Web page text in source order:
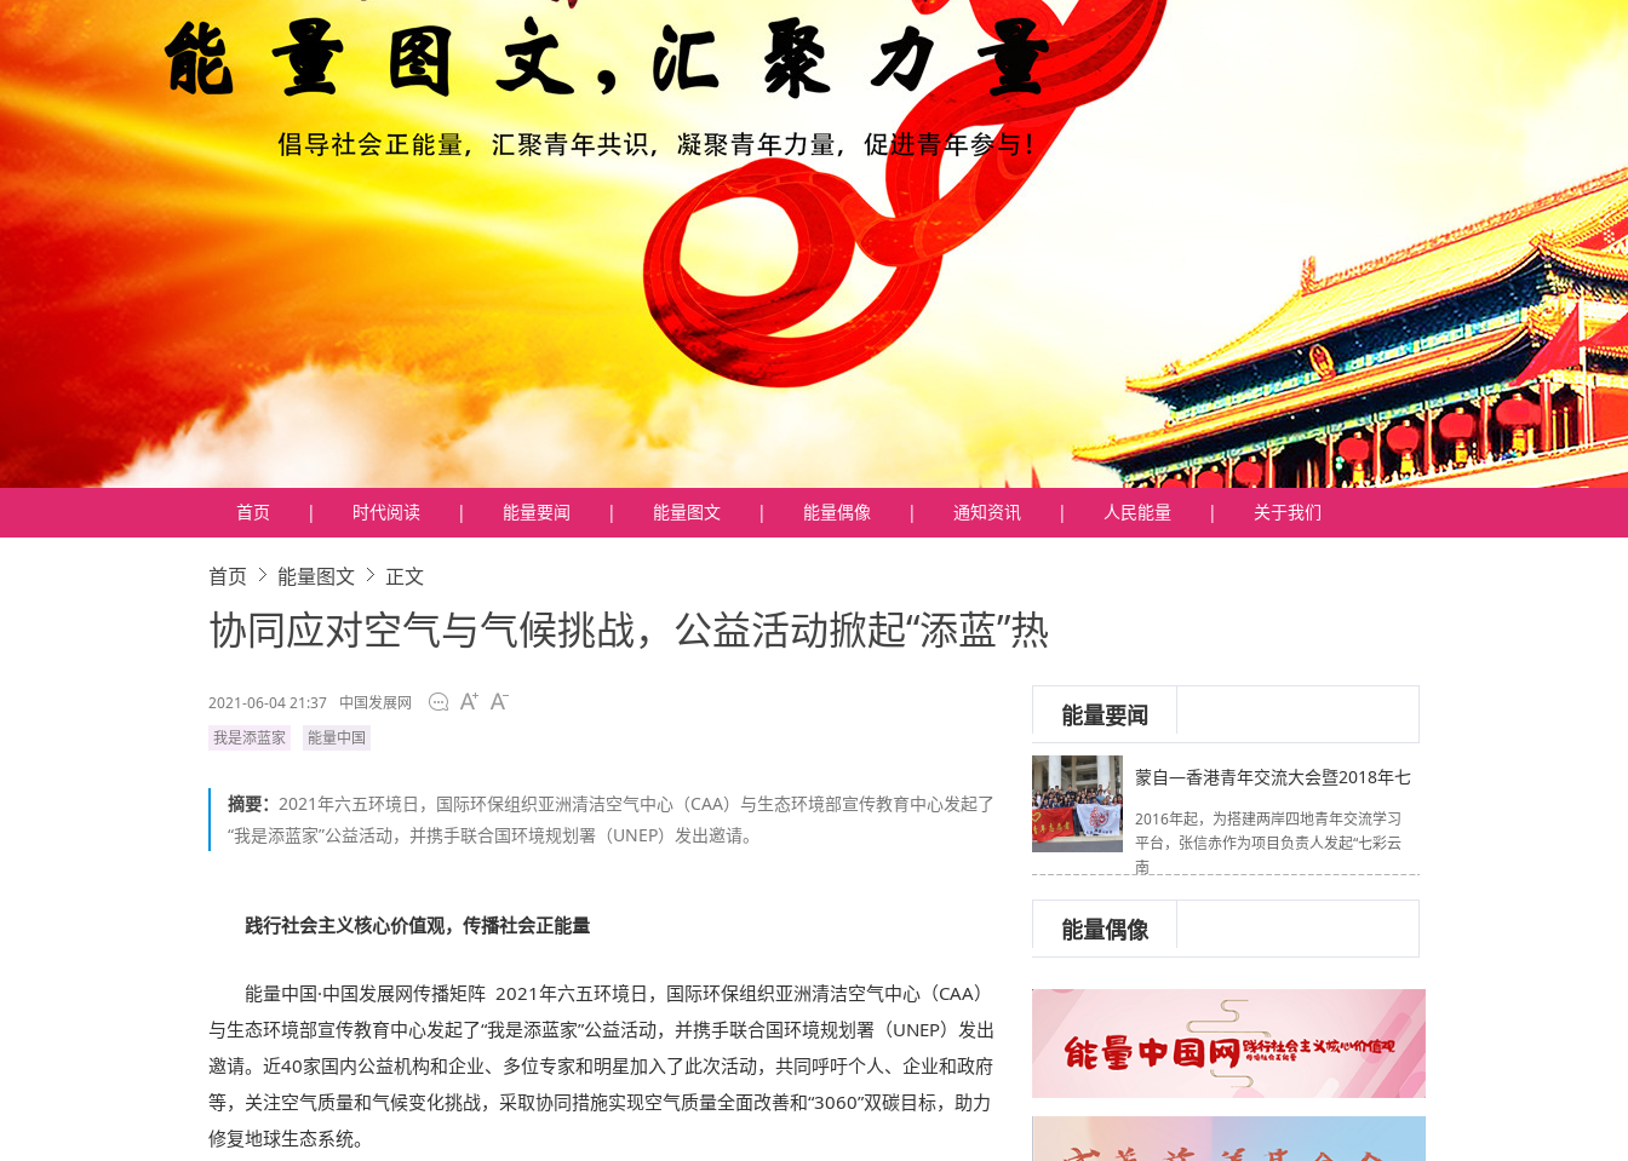
首页 | 时代阅读 | 能量要闻 | 能量图文 | 能量偶像 | 通知资讯 | 人民能量 | 关于我们
首页 能量图文 正文
协同应对空气与气候挑战，公益活动掀起“添蓝”热
2021-06-04 21:37
中国发展网
我是添蓝家
能量中国
摘要： 2021年六五环境日，国际环保组织亚洲清洁空气中心（CAA）与生态环境部宣传教育中心发起了
“我是添蓝家”公益活动，并携手联合国环境规划署（UNEP）发出邀请。
践行社会主义核心价值观，传播社会正能量
能量中国·中国发展网传播矩阵 2021年六五环境日，国际环保组织亚洲清洁空气中心（CAA）
与生态环境部宣传教育中心发起了“我是添蓝家”公益活动，并携手联合国环境规划署（UNEP）发出
邀请。近40家国内公益机构和企业、多位专家和明星加入了此次活动，共同呼吁个人、企业和政府
等，关注空气质量和气候变化挑战，采取协同措施实现空气质量全面改善和“3060”双碳目标，助力
修复地球生态系统。
能量要闻
蒙自—香港青年交流大会暨2018年七
2016年起，为搭建两岸四地青年交流学习
平台，张信赤作为项目负责人发起“七彩云
南
能量偶像